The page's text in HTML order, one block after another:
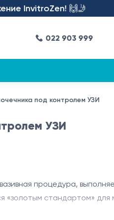
InvitroZen! 🙌🤳
022 903 999
под контролем УЗИ
УЗИ
процедура,
«золотым стандартом»